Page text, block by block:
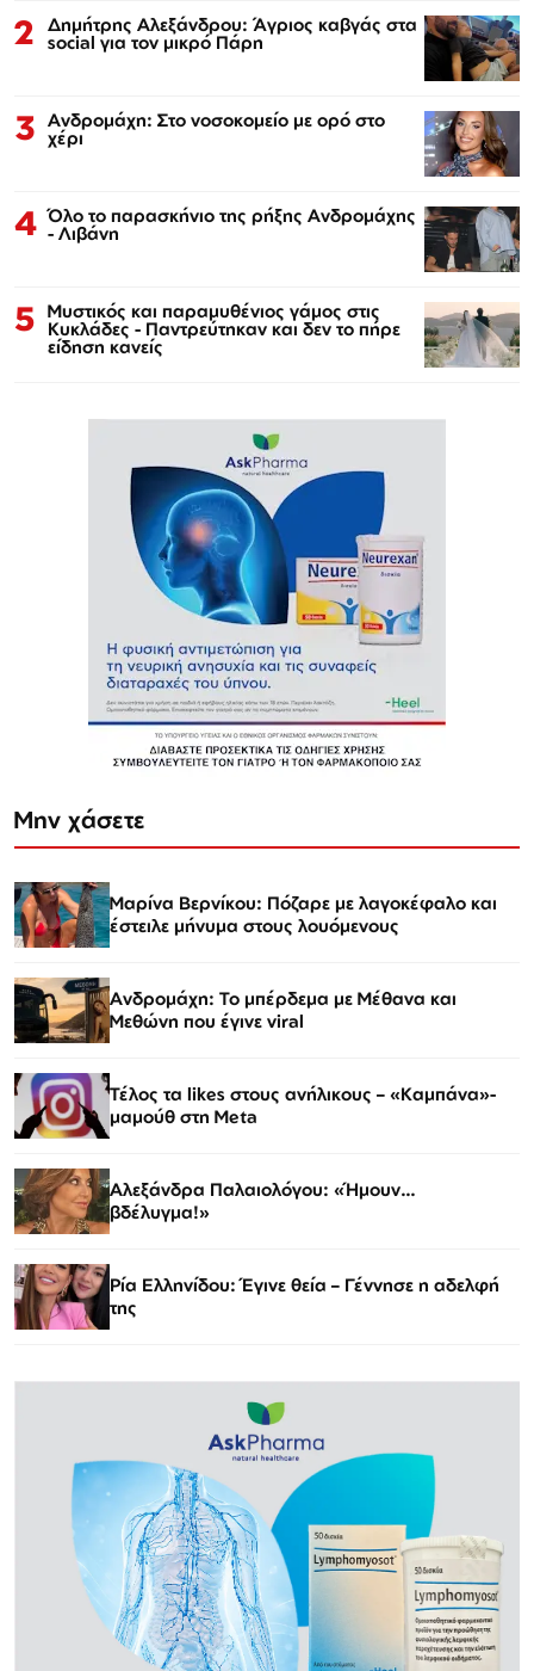
2 Δημήτρης Αλεξάνδρου: Άγριος καβγάς στα
social για τον μικρό Πάρη
3 Ανδρομάχη: Στο νοσοκομείο με ορό στο
χέρι
4 Όλο το παρασκήνιο της ρήξης Ανδρομάχης
- Λιβάνη
5 Μυστικός και παραμυθένιος γάμος στις
Κυκλάδες - Παντρεύτηκαν και δεν το πήρε
είδηση κανείς
Μην χάσετε
Μαρίνα Βερνίκου: Πόζαρε με λαγοκέφαλο και
έστειλε μήνυμα στους λουόμενους
Ανδρομάχη: Το μπέρδεμα με Μέθανα και
Μεθώνη που έγινε viral
Τέλος τα likes στους ανήλικους – «Καμπάνα»-
μαμούθ στη Meta
Αλεξάνδρα Παλαιολόγου: «Ήμουν…
βδέλυγμα!»
Ρία Ελληνίδου: Έγινε θεία – Γέννησε η αδελφή
της